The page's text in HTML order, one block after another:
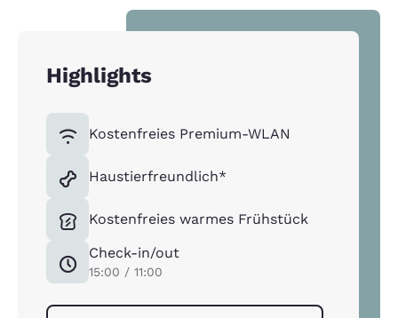
Highlights
Kostenfreies Premium-WLAN
Haustierfreundlich*
Kostenfreies warmes Frühstück
Check-in/out
15:00 / 11:00